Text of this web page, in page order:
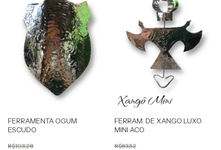
FERRAMENTA OGUM
ESCUDO
R$103,28
FERRAM. DE XANGO LUXO
MINI ACO
R$83,52